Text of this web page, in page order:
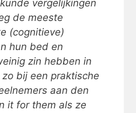
vergelijkingen
de meeste
(cognitieve)
hun bed en
zin hebben in
bij een praktische
aan den
it for them als ze